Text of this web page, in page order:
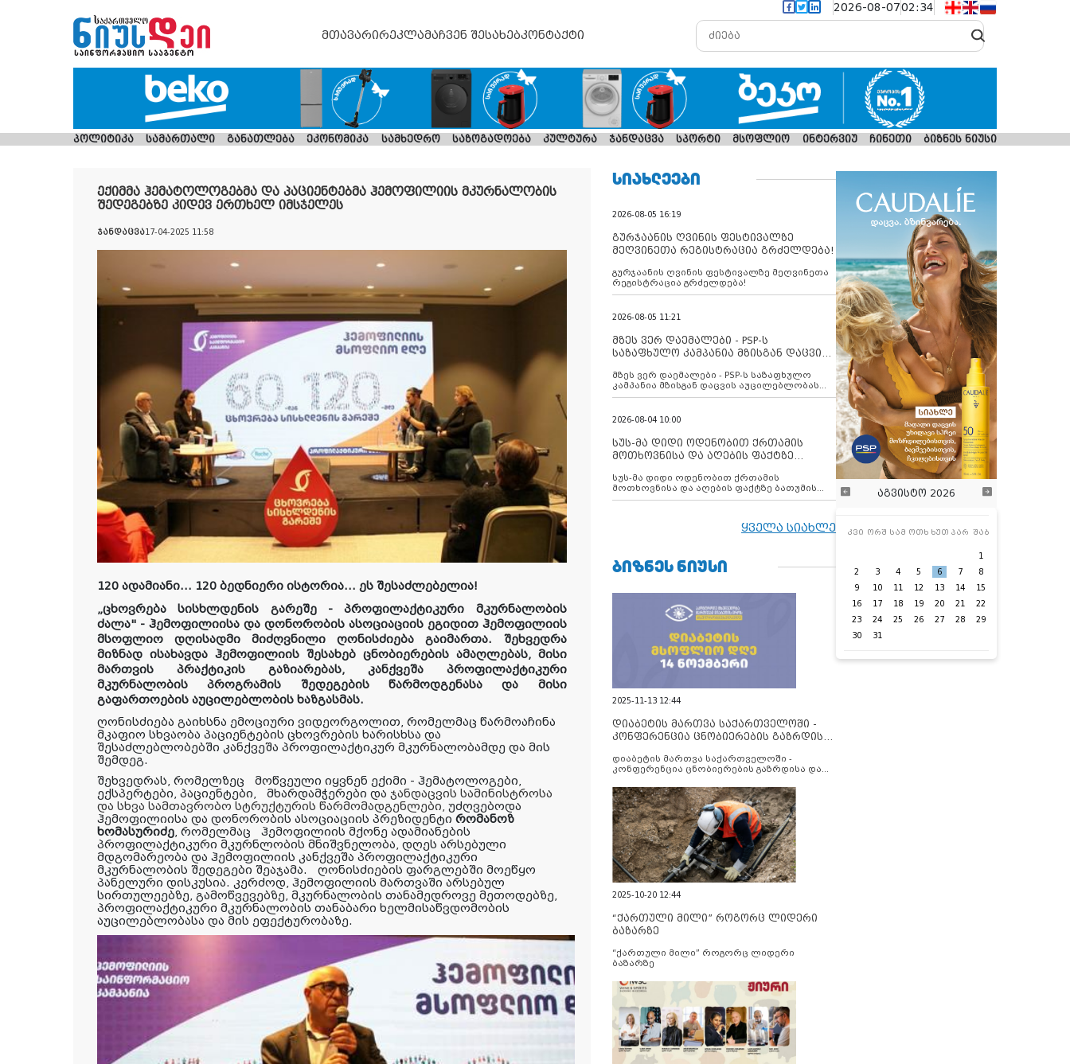
2026-08-0702:34
მთავარირეკლამაჩვენ შესახებკონტაქტი
პოლიტიკა სამართალი განათლება ეკონომიკა სამხედრო საზოგადოება კულტურა ჯანდაცვა სპორტი მსოფლიო ინტერვიუ ჩინეთი ბიზნეს ნიუსი
ექიმმა ჰემატოლოგებმა და პაციენტებმა ჰემოფილიის მკურნალობის
შედეგებზე კიდევ ერთხელ იმსჯელეს
ჯანდაცვა17-04-2025 11:58
120 ადამიანი… 120 ბედნიერი ისტორია… ეს შესაძლებელია!
„ცხოვრება სისხლდენის გარეშე - პროფილაქტიკური მკურნალობის
ძალა" - ჰემოფილიისა და დონორობის ასოციაციის ეგიდით ჰემოფილიის
მსოფლიო დღისადმი მიძღვნილი ღონისძიებაგაიმართა. შეხვედრა
მიზნად ისახავდა ჰემოფილიის შესახებ ცნობიერების ამაღლებას, მისი
მართვის პრაქტიკის გაზიარებას, კანქვეშა პროფილაქტიკური
მკურნალობის პროგრამის შედეგების წარმოდგენასა და მისი
გაფართოების აუცილებლობის ხაზგასმას.
ღონისძიება გაიხსნა ემოციური ვიდეორგოლით რომელმაც წარმოაჩინა
მკაფიო სხვაობა პაციენტების ცხოვრების ხარისხსა და
შესაძლებლობებში კანქვეშა პროფილაქტიკურ მკურნალობამდე და მის
შემდეგ.
შეხვედრას, რომელზეც
მოწვეული იყვნენ ექიმი - ჰემატოლოგები,
ექსპერტები, პაციენტები
მხარდამჭერები და ჯანდაცვის სამინისტროსა
და სხვა სამთავრობო სტრუქტურის წარმომადგენლები, უძღვებოდა
ჰემოფილიისა და დონორობის ასოციაციის პრეზიდენტი რომანოზ
ხომასურიძე , რომელმაც
ჰემოფილიის მქონე ადამიანების
პროფილაქტიკური მკურნლობის მნიშვნელობა, დღეს არსებული
მდგომარეობა და ჰემოფილიის კანქვეშა პროფილაქტიკური
მკურნალობის შედეგები შეაჯამა.
ღონისძიების ფარგლებში მოეწყო
პანელური დისკუსია. კერძოდ, ჰემოფილიის მართვაში არსებულ
სირთულეებზე, გამოწვევებზე, მკურნალობის თანამედროვე მეთოდებზე,
პროფილაქტიკური მკურნალობის თანაბარი ხელმისაწვდომობის
აუცილებლობასა და მის ეფექტურობაზე.
ᲡᲘᲐᲮᲚᲔᲔᲑᲘ
2026-08-05 16:19
გურჯაანის ღვინის ფესტივალზე
მეღვინეთა რეგისტრაცია გრძელდება!
გურჯაანის ღვინის ფესტივალზე მეღვინეთა
რეგისტრაცია გრძელდება!
2026-08-05 11:21
მზეს ვერ დაემალები - PSP-ს
საზაფხულო კამპანია მზისგან დაცვის
მზეს ვერ დაემალები - PSP-ს საზაფხულო
კამპანია მზისგან დაცვის აუცილებლობას
გვახსენებს
2026-08-04 10:00
სუს-მა დიდი ოდენობით ქრთამის
მოთხოვნისა და აღების ფაქტზე
დააკავა
სუს-მა დიდი ოდენობით ქრთამის
მოთხოვნისა და აღების ფაქტზე ბათუმის
მერიის თანამშრომელი დააკავა
ყველა სიახლე
ᲑᲘᲖᲜᲔᲡ ᲜᲘᲣᲡᲘ
2025-11-13 12:44
დიაბეტის მართვა საქართველოში -
კონფერენცია ცნობიერების გაზრდისა
დიაბეტის მართვა საქართველოში -
კონფერენცია ცნობიერების გაზრდისა და
2025-10-20 12:44
“ქართული მილი” როგორც ლიდერი
ბაზარზე
“ქართული მილი” როგორც ლიდერი
ბაზარზე
აგვისტო 2026
კვი ორშ სამ ოთხ ხუთ პარ შაბ
1
2
3 4 5 6 7
8
9
10 11 12 13 14
15
16
17 18 19 20 21
22
23
24 25 26 27 28
29
30
31